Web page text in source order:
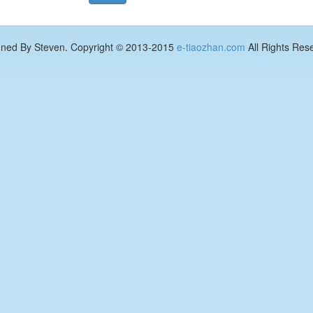
By Steven. Copyright © 2013-2015 e-tiaozhan.com All Rights